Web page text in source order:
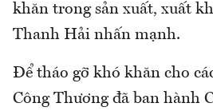
khăn trong sản xuất, xuất
Thanh Hải nhấn mạnh.
Để tháo gỡ khó khăn cho
Công Thương đã ban hành